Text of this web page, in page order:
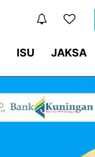
ISU JAKSA